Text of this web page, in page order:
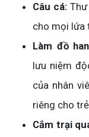
Câu cá:
cho mọi lứa
Làm đồ
lưu niệm
của nhân
riêng cho
Cắm trại